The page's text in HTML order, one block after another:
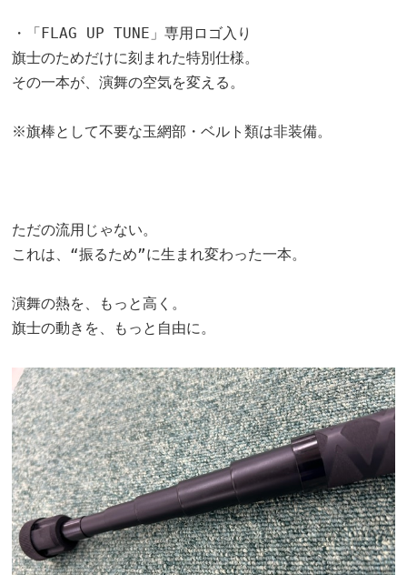
・「FLAG UP TUNE」専用ロゴ入り
旗士のためだけに刻まれた特別仕様。
その一本が、演舞の空気を変える。
※旗棒として不要な玉網部・ベルト類は非装備。
ただの流用じゃない。
これは、“振るため”に生まれ変わった一本。
演舞の熱を、もっと高く。
旗士の動きを、もっと自由に。